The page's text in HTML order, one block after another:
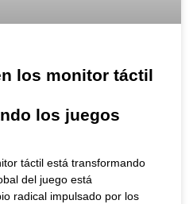
los monitor táctil
los juegos
táctil está transformando
del juego está
radical impulsado por los